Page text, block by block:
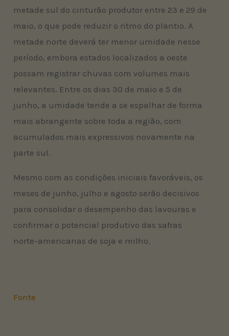
metade sul do cinturão produtor entre 23 e 29 de
maio, o que pode reduzir o ritmo do plantio. A
metade norte deverá ter menor umidade nesse
período, embora estados localizados a oeste
possam registrar chuvas com volumes mais
relevantes. Entre os dias 30 de maio e 5 de
junho, a umidade tende a se espalhar de forma
mais abrangente sobre toda a região, com
acumulados mais expressivos novamente na
parte sul.
Mesmo com as condições iniciais favoráveis, os
meses de junho, julho e agosto serão decisivos
para consolidar o desempenho das lavouras e
confirmar o potencial produtivo das safras
norte-americanas de soja e milho.
Fonte